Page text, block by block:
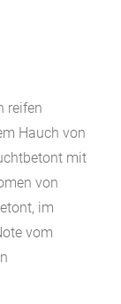
reifen
Hauch von
mit
von
im
vom